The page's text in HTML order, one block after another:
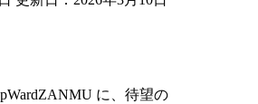
に、待望の